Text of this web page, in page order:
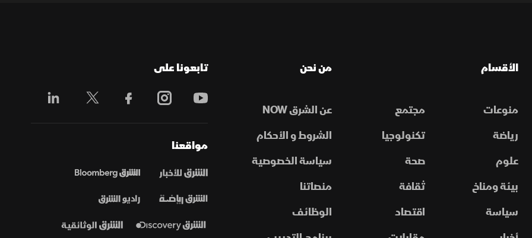
الأقسام
منوعات
مجتمع
رياضة
تكنولوجيا
علوم
صحة
بيئة ومناخ
ثقافة
سياسة
اقتصاد
من نحن
عن الشرق NOW
الشروط و الأحكام
سياسة الخصوصية
منصاتنا
الوظائف
تابعونا على
مواقعنا